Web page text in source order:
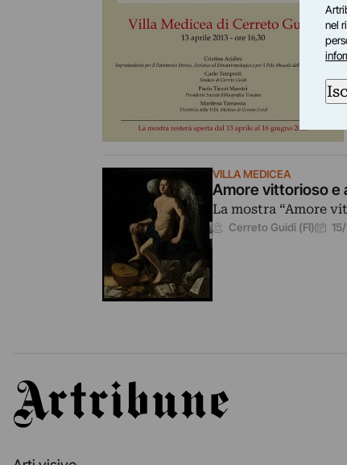
VILLA MEDICEA
Amore vittorioso e
La mostra “Amore
Cerreto Guidi (FI)
Artribune
nel